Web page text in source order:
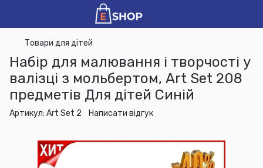
Товари для дітей
Набір для малювання і творчості у
валізці з мольбертом, Art Set 208
предметів Для дітей Синій
Артикул: Art Set 2 Написати відгук